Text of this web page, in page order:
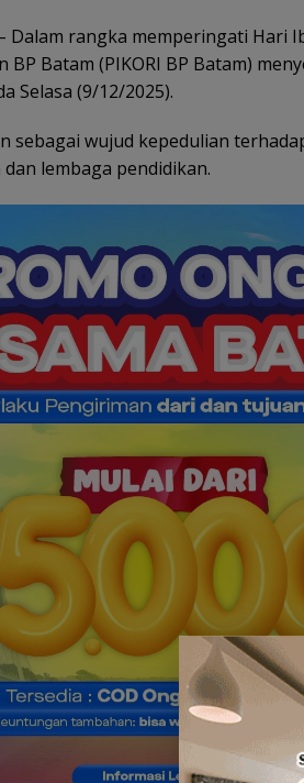
Dalam rangka memperingati Hari
BP Batam (PIKORI BP Batam)
Selasa (9/12/2025).
sebagai wujud kepedulian
lembaga pendidikan.
Konjen RI Johor
Dukung Penuh Family
Rally Wisata dan
International Soccer
Batam Cup 2026
Ratusan
Malaysia
Jelajahi
Family Rally
Season 3